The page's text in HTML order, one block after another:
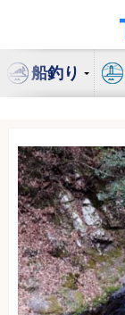
ン
船釣り